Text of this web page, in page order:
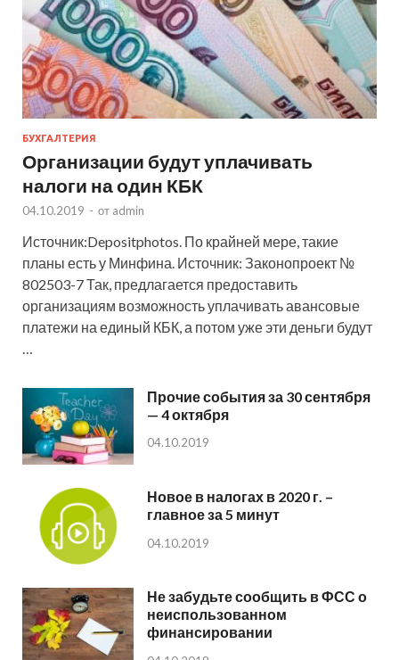
БУХГАЛТЕРИЯ
Организации будут уплачивать
налоги на один КБК
04.10.2019 - от admin
Источник:Depositphotos. По крайней мере, такие
планы есть у Минфина. Источник: Законопроект №
802503-7 Так, предлагается предоставить
организациям возможность уплачивать авансовые
платежи на единый КБК, а потом уже эти деньги будут
Прочие события за 30 сентября
— 4 октября
04.10.2019
Новое в налогах в 2020 г. –
главное за 5 минут
04.10.2019
Не забудьте сообщить в ФСС о
неиспользованном
финансировании